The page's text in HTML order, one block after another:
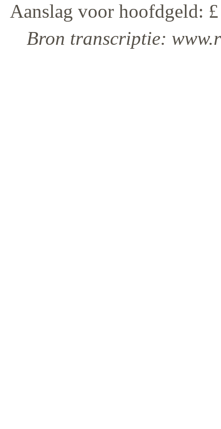
Aanslag voor hoofdgeld:
Bron transcriptie: